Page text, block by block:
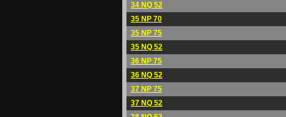
34 NQ 52
35 NP 70
35 NP 75
35 NQ 52
36 NP 75
36 NQ 52
37 NP 75
37 NQ 52